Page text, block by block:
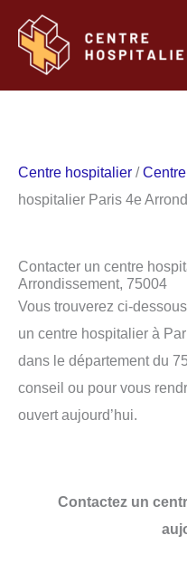
contenu
Centre hospitalier /
hospitalier Paris 4e
Contacter un centre
Arrondissement, 75004
Vous trouverez ci-
un centre hospitalier à
dans le département du
conseil ou pour vous
ouvert aujourd’hui.
Contactez un